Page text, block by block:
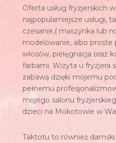
Oferta usług fryzjerskich
najpopularniejsze usługi,
czesanie,( maszynka lub
modelowanie, albo proste
włosów, pielęgnacja oraz
farbami. Wizyta u fryzjera
zabawą dzięki mojemu
pełnemu
mojego salonu
dzieci na Mokotowie w
Taktotu to również damski